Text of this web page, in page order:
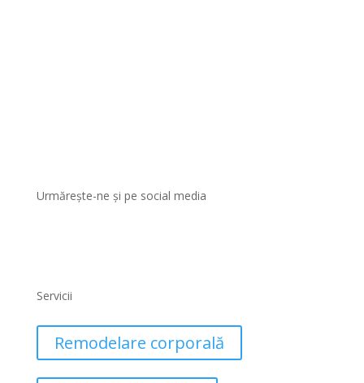
Urmărește-ne și pe social media
Servicii
Remodelare corporală